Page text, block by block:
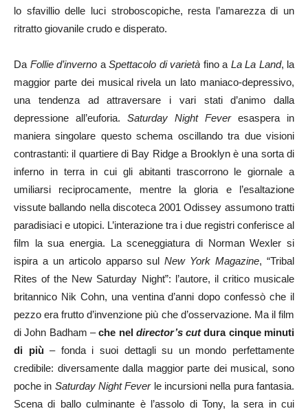
lo sfavillio delle luci stroboscopiche, resta l’amarezza di un
ritratto giovanile crudo e disperato.
Da Follie d’inverno a Spettacolo di varietà fino a La La Land, la
maggior parte dei musical rivela un lato maniaco-depressivo,
una tendenza ad attraversare i vari stati d’animo dalla
depressione all’euforia. Saturday Night Fever esaspera in
maniera singolare questo schema oscillando tra due visioni
contrastanti: il quartiere di Bay Ridge a Brooklyn è una sorta di
inferno in terra in cui gli abitanti trascorrono le giornale a
umiliarsi reciprocamente, mentre la gloria e l’esaltazione
vissute ballando nella discoteca 2001 Odissey assumono tratti
paradisiaci e utopici. L’interazione tra i due registri conferisce al
film la sua energia. La sceneggiatura di Norman Wexler si
ispira a un articolo apparso sulNew York Magazine, “Tribal
Rites of the New Saturday Night”: l’autore, il critico musicale
britannico Nik Cohn, una ventina d’anni dopo confessò che il
pezzo era frutto d’invenzione più che d’osservazione. Ma il film
di John Badham –che nel director’s cutdura cinque minuti
di più– fonda i suoi dettagli su un mondo perfettamente
credibile: diversamente dalla maggior parte dei musical, sono
poche in Saturday Night Feverle incursioni nella pura fantasia.
Scena di ballo culminante è l’assolo di Tony, la sera in cui